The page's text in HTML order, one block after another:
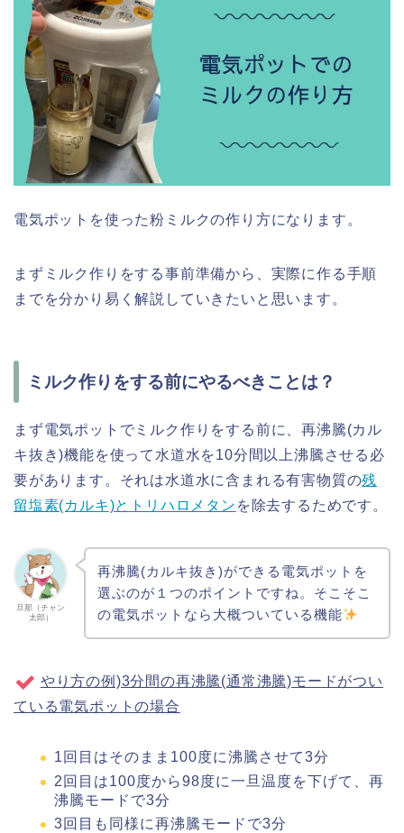
電気ポットを使った粉ミルクの作り方になります。
まずミルク作りをする事前準備から、実際に作る手順
までを分かり易く解説していきたいと思います。
ミルク作りをする前にやるべきことは？
まず電気ポットでミルク作りをする前に、再沸騰(カル
キ抜き)機能を使って水道水を10分間以上沸騰させる必
要があります。それは水道水に含まれる有害物質の残
留塩素(カルキ)とトリハロメタン を除去するためです。
旦那（チャン
太郎）
再沸騰(カルキ抜き)ができる電気ポットを
選ぶのが１つのポイントですね。そこそこ
の電気ポットなら大概ついている機能
やり方の例)3分間の再沸騰(通常沸騰)モードがつい
ている電気ポットの場合
1回目はそのまま100度に沸騰させて3分
2回目は100度から98度に一旦温度を下げて、再
沸騰モードで3分
3回目も同様に再沸騰モードで3分